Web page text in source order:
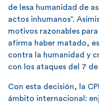
de lesa humanidad de
actos inhumanos”.
motivos razonables
afirma haber matado,
contra la humanidad y
con los ataques del 7
Con esta decisión, la
ámbito internacional: